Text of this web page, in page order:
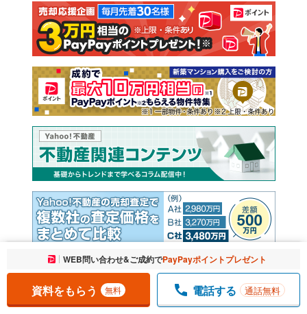
お気に入りに追加しました。 一覧を開く
WEB問い合わせ&ご成約でPayPayポイントプレゼント
資料をもらう 無料 電話する 通話無料
注文住宅 土地
売却査定